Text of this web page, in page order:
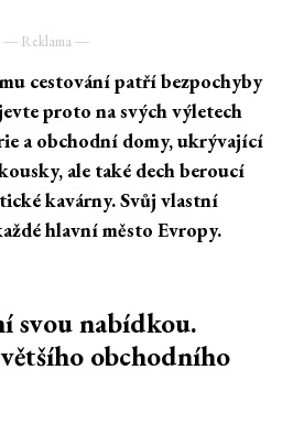
― Reklama ―
cestování patří bezpochyby
proto na svých výletech
a obchodní domy, ukrývající
ale také dech beroucí
kavárny. Svůj vlastní
hlavní město Evropy.
svou nabídkou.
obchodního